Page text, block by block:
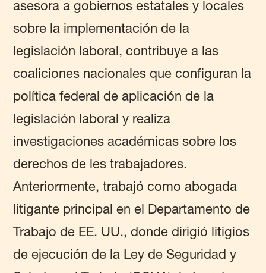
asesora a gobiernos estatales y locales
sobre la implementación de la
legislación laboral, contribuye a las
coaliciones nacionales que configuran la
política federal de aplicación de la
legislación laboral y realiza
investigaciones académicas sobre los
derechos de les trabajadores.
Anteriormente, trabajó como abogada
litigante principal en el Departamento de
Trabajo de EE. UU., donde dirigió litigios
de ejecución de la Ley de Seguridad y